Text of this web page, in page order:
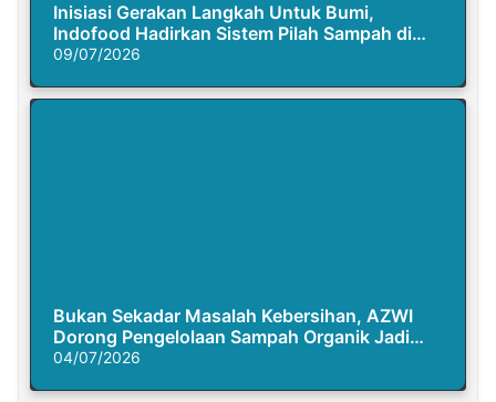
Inisiasi Gerakan Langkah Untuk Bumi,
Indofood Hadirkan Sistem Pilah Sampah di
Semasa Piknik
09/07/2026
Bukan Sekadar Masalah Kebersihan, AZWI
Dorong Pengelolaan Sampah Organik Jadi
Solusi Krisis Iklim
04/07/2026